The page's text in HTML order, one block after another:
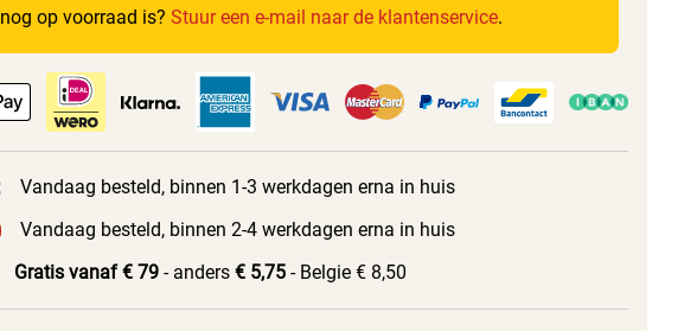
nog op voorraad is? Stuur een e-mail naar de klantenservice.
Vandaag besteld, binnen 1-3 werkdagen erna in huis
Vandaag besteld, binnen 2-4 werkdagen erna in huis
Gratis vanaf € 79- anders € 5,75- Belgie € 8,50